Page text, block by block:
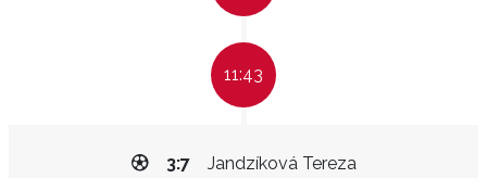
11:43
Jandzíková Tereza
3:7